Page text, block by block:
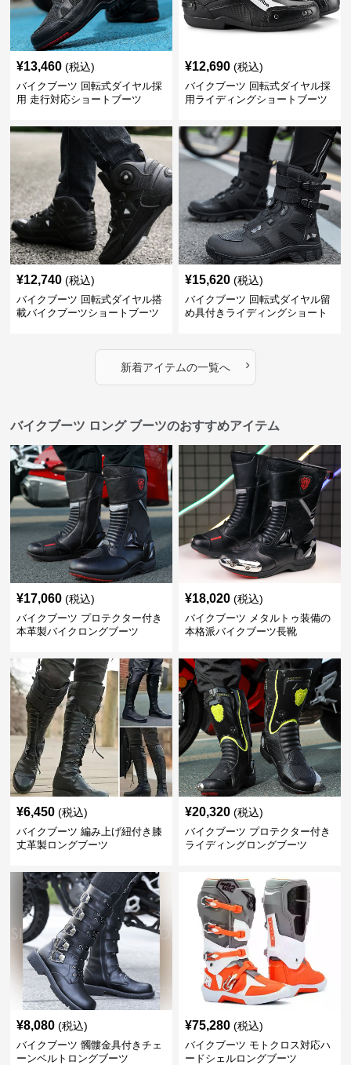
¥13,460 (税込)
バイクブーツ 回転式ダイヤル採
用 走行対応ショートブーツ
¥12,690 (税込)
バイクブーツ 回転式ダイヤル採
用ライディングショートブーツ
¥12,740 (税込)
バイクブーツ 回転式ダイヤル搭
載バイクブーツショートブーツ
¥15,620 (税込)
バイクブーツ 回転式ダイヤル留
め具付きライディングショート
新着アイテムの一覧へ ›
バイクブーツ ロング ブーツのおすすめアイテム
¥17,060 (税込)
バイクブーツ プロテクター付き
本革製バイクロングブーツ
¥18,020 (税込)
バイクブーツ メタルトゥ装備の
本格派バイクブーツ長靴
¥6,450 (税込)
バイクブーツ 編み上げ紐付き膝
丈革製ロングブーツ
¥20,320 (税込)
バイクブーツ プロテクター付き
ライディングロングブーツ
¥8,080 (税込)
バイクブーツ 髑髏金具付きチェ
ーンベルトロングブーツ
¥75,280 (税込)
バイクブーツ モトクロス対応ハ
ードシェルロングブーツ